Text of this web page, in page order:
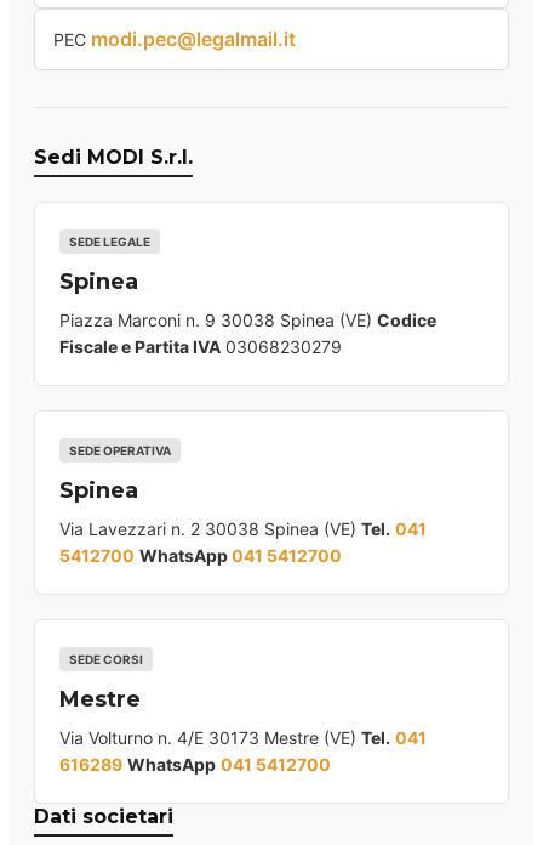
PEC modi.pec@legalmail.it
Sedi MODI S.r.l.
SEDE LEGALE
Spinea
Piazza Marconi n. 9 30038 Spinea (VE) Codice
Fiscale e Partita IVA 03068230279
SEDE OPERATIVA
Spinea
Via Lavezzari n. 2 30038 Spinea (VE) Tel. 041
5412700 WhatsApp041 5412700
SEDE CORSI
Mestre
Via Volturno n. 4/E 30173 Mestre (VE) Tel. 041
616289 WhatsApp 041 5412700
Dati societari